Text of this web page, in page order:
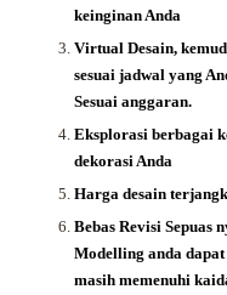
keinginan Anda
Virtual Desain,
sesuai jadwal yang
Sesuai anggaran.
Eksplorasi berbagai
dekorasi Anda
Harga desain
Bebas Revisi Sepuas
Modelling anda
masih memenuhi